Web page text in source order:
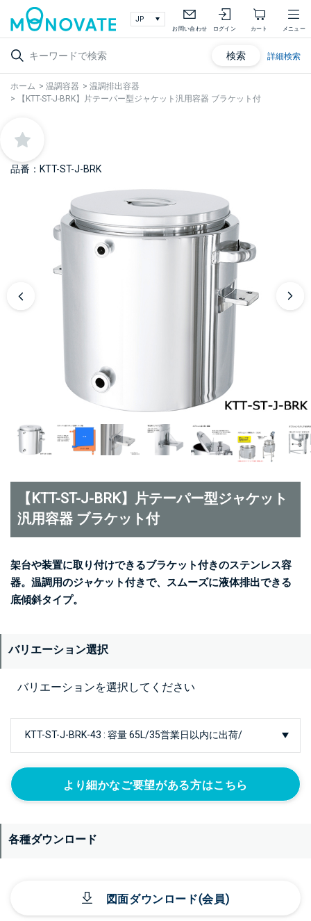
お問い合わせ ログイン カート メニュー
検索 詳細検索
ホーム > 温調容器 > 温調排出容器
>
【KTT-ST-J-BRK】片テーパー型ジャケット汎用容器 ブラケット付
品番：KTT-ST-J-BRK
【KTT-ST-J-BRK】片テーパー型ジャケット
汎用容器 ブラケット付
架台や装置に取り付けできるブラケット付きのステンレス容
器。温調用のジャケット付きで、スムーズに液体排出できる
底傾斜タイプ。
バリエーション選択
バリエーションを選択してください
より細かなご要望がある方はこちら
各種ダウンロード
図面ダウンロード(会員)